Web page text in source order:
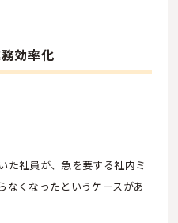
効率化
た社員が、急を要する社内ミ
なくなったというケースがあ